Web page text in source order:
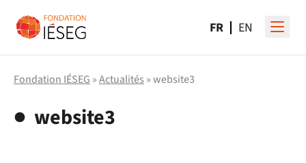
FR EN
Fondation IÉSEG »Actualités » website3
website3